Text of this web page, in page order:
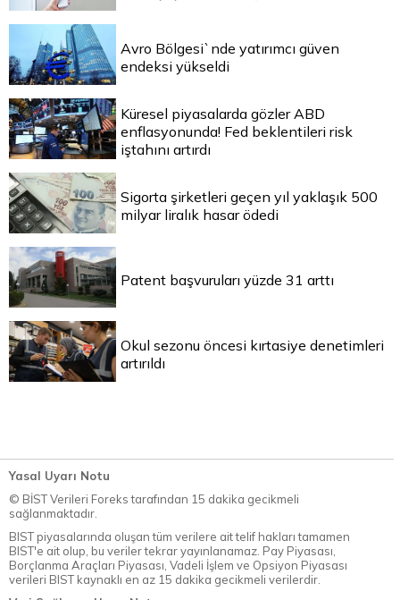
Avro Bölgesi`nde yatırımcı güven
endeksi yükseldi
Küresel piyasalarda gözler ABD
enflasyonunda! Fed beklentileri risk
iştahını artırdı
Sigorta şirketleri geçen yıl yaklaşık 500
milyar liralık hasar ödedi
Patent başvuruları yüzde 31 arttı
Okul sezonu öncesi kırtasiye denetimleri
artırıldı
Yasal Uyarı Notu
© BİST Verileri Foreks tarafından 15 dakika gecikmeli
sağlanmaktadır.
BIST piyasalarında oluşan tüm verilere ait telif hakları tamamen
BIST'e ait olup, bu veriler tekrar yayınlanamaz. Pay Piyasası,
Borçlanma Araçları Piyasası, Vadeli İşlem ve Opsiyon Piyasası
verileri BIST kaynaklı en az 15 dakika gecikmeli verilerdir.